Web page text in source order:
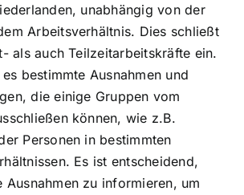
unabhängig von der
Arbeitsverhältnis. Dies schließt
als auch Teilzeitarbeitskräfte ein.
bestimmte Ausnahmen und
die einige Gruppen vom
können, wie z.B.
Personen in bestimmten
Es ist entscheidend,
Ausnahmen zu informieren, um